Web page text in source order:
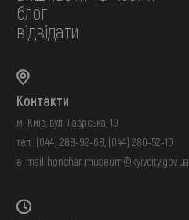
блог
відвідати
Контакти
м. Київ, вул. Лаврська, 19
тел.: (044) 288-92-68 (044) 280-52-10
e-mail: honchar.museum@kyivcity.gov.ua